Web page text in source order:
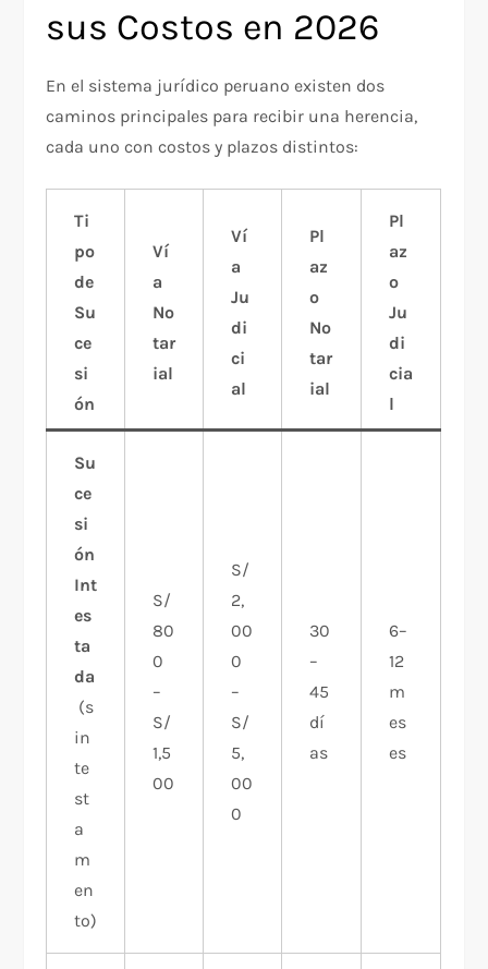
sus Costos en 2026
En el sistema jurídico peruano existen dos
caminos principales para recibir una herencia,
cada uno con costos y plazos distintos:
Ti
po
de
Su
ce
si
ón
Ví
a
No
tar
ial
Ví
a
Ju
di
ci
al
Pl
az
o
No
tar
ial
Pl
az
o
Ju
di
cia
l
Su
ce
si
ón
Int
es
ta
da
(s
in
te
st
a
m
en
to)
S/
80
0
–
S/
1,5
00
S/
2,
00
0
–
S/
5,
00
0
30
–
45
dí
as
6–
12
m
es
es